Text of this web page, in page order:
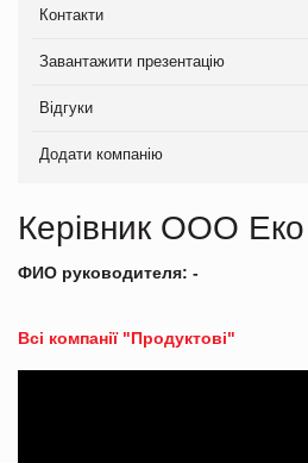
Контакти
Завантажити презентацію
Відгуки
Додати компанію
Керівник ООО
ФИО руководителя: -
Всі компанії "Продуктові"